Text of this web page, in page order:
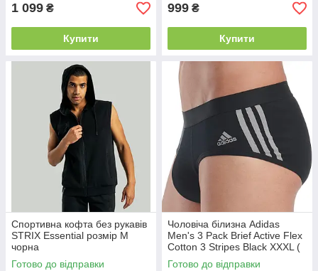
1 099 ₴
Купити
999 ₴
Купити
Спортивна кофта без рукавів
STRIX Essential розмір М
чорна
Готово до відправки
Чоловіча білизна Adidas
Men's 3 Pack Brief Active Flex
Cotton 3 Stripes Black XXXL (
3 шт )
Готово до відправки